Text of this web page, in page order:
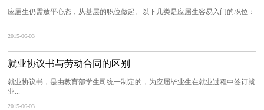
应届生仍需放平心态，从基层的职位做起。以下几类是应届生容易入门的职位：
...
2015-06-03
就业协议书与劳动合同的区别
就业协议书，是由教育部学生司统一制定的，为应届毕业生在就业过程中签订就
业...
2015-06-03